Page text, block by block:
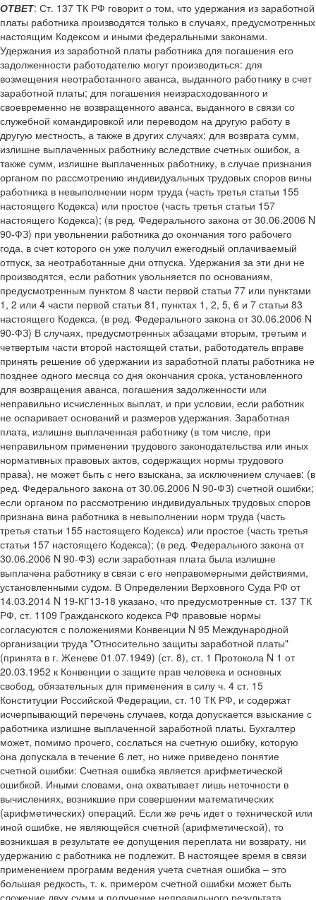
ОТВЕТ: Ст. 137 ТК РФ говорит о том, что удержания из заработной
платы работника производятся только в случаях, предусмотренных
настоящим Кодексом и иными федеральными законами.
Удержания из заработной платы работника для погашения его
задолженности работодателю могут производиться: для
возмещения неотработанного аванса, выданного работнику в счет
заработной платы; для погашения неизрасходованного и
своевременно не возвращенного аванса, выданного в связи со
служебной командировкой или переводом на другую работу в
другую местность, а также в других случаях; для возврата сумм,
излишне выплаченных работнику вследствие счетных ошибок, а
также сумм, излишне выплаченных работнику, в случае признания
органом по рассмотрению индивидуальных трудовых споров вины
работника в невыполнении норм труда (часть третья статьи 155
настоящего Кодекса) или простое (часть третья статьи 157
настоящего Кодекса); (в ред. Федерального закона от 30.06.2006 N
90-ФЗ) при увольнении работника до окончания того рабочего
года, в счет которого он уже получил ежегодный оплачиваемый
отпуск, за неотработанные дни отпуска. Удержания за эти дни не
производятся, если работник увольняется по основаниям,
предусмотренным пунктом 8 части первой статьи 77 или пунктами
1, 2 или 4 части первой статьи 81, пунктах 1, 2, 5, 6 и 7 статьи 83
настоящего Кодекса. (в ред. Федерального закона от 30.06.2006 N
90-ФЗ) В случаях, предусмотренных абзацами вторым, третьим и
четвертым части второй настоящей статьи, работодатель вправе
принять решение об удержании из заработной платы работника не
позднее одного месяца со дня окончания срока, установленного
для возвращения аванса, погашения задолженности или
неправильно исчисленных выплат, и при условии, если работник
не оспаривает оснований и размеров удержания. Заработная
плата, излишне выплаченная работнику (в том числе, при
неправильном применении трудового законодательства или иных
нормативных правовых актов, содержащих нормы трудового
права), не может быть с него взыскана, за исключением случаев: (в
ред. Федерального закона от 30.06.2006 N 90-ФЗ) счетной ошибки;
если органом по рассмотрению индивидуальных трудовых споров
признана вина работника в невыполнении норм труда (часть
третья статьи 155 настоящего Кодекса) или простое (часть третья
статьи 157 настоящего Кодекса); (в ред. Федерального закона от
30.06.2006 N 90-ФЗ) если заработная плата была излишне
выплачена работнику в связи с его неправомерными действиями,
установленными судом. В Определении Верховного Суда РФ от
14.03.2014 N 19-КГ13-18 указано, что предусмотренные ст. 137 ТК
РФ, ст. 1109 Гражданского кодекса РФ правовые нормы
согласуются с положениями Конвенции N 95 Международной
организации труда "Относительно защиты заработной платы"
(принята в г. Женеве 01.07.1949) (ст. 8), ст. 1 Протокола N 1 от
20.03.1952 к Конвенции о защите прав человека и основных
свобод, обязательных для применения в силу ч. 4 ст. 15
Конституции Российской Федерации, ст. 10 ТК РФ, и содержат
исчерпывающий перечень случаев, когда допускается взыскание с
работника излишне выплаченной заработной платы. Бухгалтер
может, помимо прочего, сослаться на счетную ошибку, которую
она допускала в течение 6 лет, но ниже приведено понятие
счетной ошибки: Счетная ошибка является арифметической
ошибкой. Иными словами, она охватывает лишь неточности в
вычислениях, возникшие при совершении математических
(арифметических) операций. Если же речь идет о технической или
иной ошибке, не являющейся счетной (арифметической), то
возникшая в результате ее допущения переплата ни возврату, ни
удержанию с работника не подлежит. В настоящее время в связи
применением программ ведения учета счетная ошибка – это
большая редкость, т. к. примером счетной ошибки может быть
сложение двух сумм и получение неправильного результата,